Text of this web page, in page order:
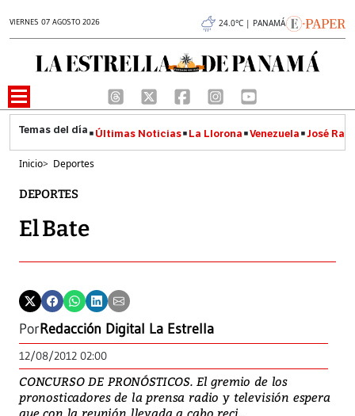
VIERNES 07 AGOSTO 2026 24.0°C | PANAMÁ
Últimas Noticias La Llorona Venezuela José
Inicio> Deportes
DEPORTES
El Bate
PorRedacción Digital La Estrella
12/08/2012 02:00
CONCURSO DE PRONÓSTICOS. El gremio de los
pronosticadores de la prensa radio y televisión espera